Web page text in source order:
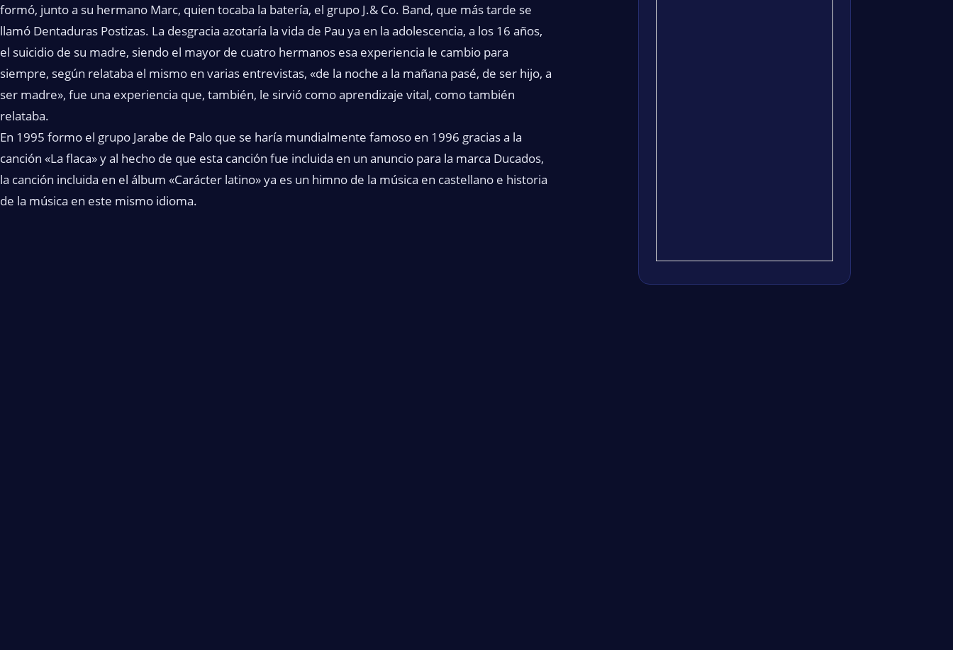
formó, junto a su hermano Marc, quien tocaba la batería, el grupo J.& Co. Band, que más tarde se
llamó Dentaduras Postizas. La desgracia azotaría la vida de Pau ya en la adolescencia, a los 16 años,
el suicidio de su madre, siendo el mayor de cuatro hermanos esa experiencia le cambio para
siempre, según relataba el mismo en varias entrevistas, «de la noche a la mañana pasé, de ser hijo, a
ser madre», fue una experiencia que, también, le sirvió como aprendizaje vital, como también
relataba.
En 1995 formo el grupo Jarabe de Palo que se haría mundialmente famoso en 1996 gracias a la
canción «La flaca» y al hecho de que esta canción fue incluida en un anuncio para la marca Ducados,
la canción incluida en el álbum «Carácter latino» ya es un himno de la música en castellano e historia
de la música en este mismo idioma.